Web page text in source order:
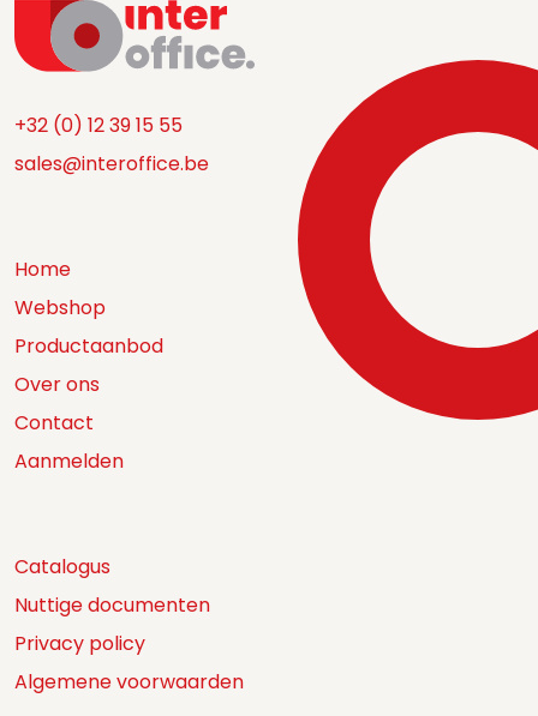
+32 (0) 12 39 15 55
sales@interoffice.be
Home
Webshop
Productaanbod
Over ons
Contact
Aanmelden
Catalogus
Nuttige documenten
Privacy policy
Algemene voorwaarden